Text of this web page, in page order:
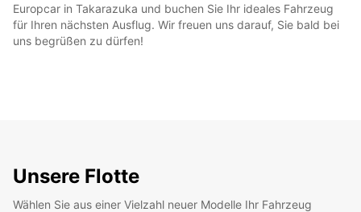
Europcar in Takarazuka und buchen Sie Ihr ideales Fahrzeug
für Ihren nächsten Ausflug. Wir freuen uns darauf, Sie bald bei
uns begrüßen zu dürfen!
Unsere Flotte
Wählen Sie aus einer Vielzahl neuer Modelle Ihr Fahrzeug